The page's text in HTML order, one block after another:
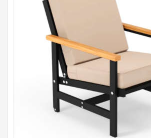
Профили для стекла и SPC
Обводы для труб
Алюминиевые профили
Крепёж и крепления
Садовая мебель